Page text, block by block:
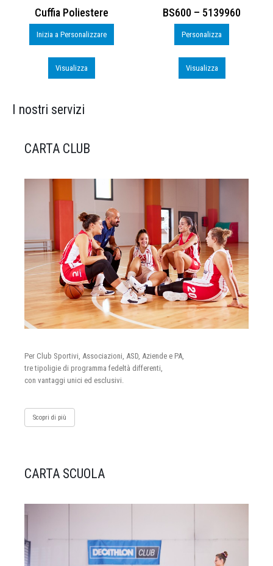
Cuffia Poliestere
Inizia a Personalizzare
Visualizza
BS600 – 5139960
Personalizza
Visualizza
I nostri servizi
CARTA CLUB
Per Club Sportivi, Associazioni, ASD, Aziende e PA,
tre tipoligie di programma fedeltà differenti,
con vantaggi unici ed esclusivi.
Scopri di più
CARTA SCUOLA